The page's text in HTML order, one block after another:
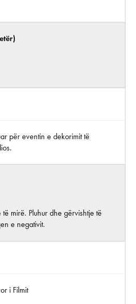
për eventin e dekorimit të
mirë. Pluhur dhe gërvishtje të
e negativit.
i Filmit